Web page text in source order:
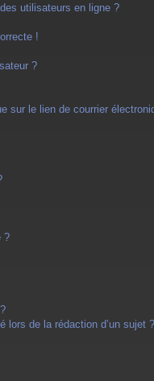
utilisateurs en ligne ?
!
?
sur le lien de courrier
?
lors de la rédaction d’un sujet ?